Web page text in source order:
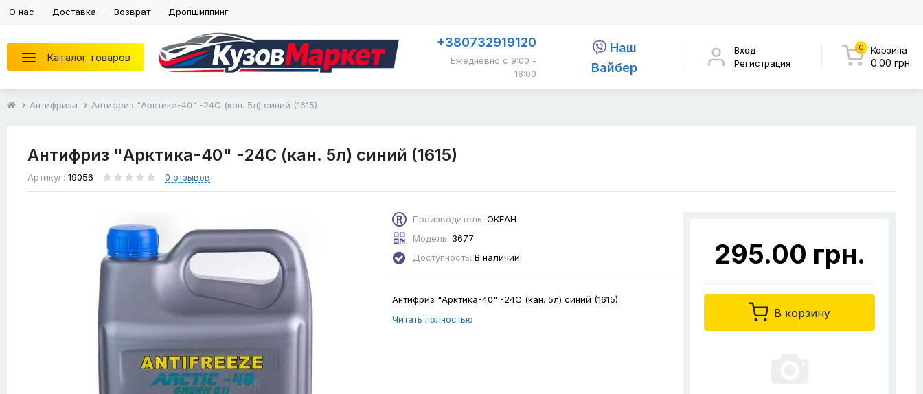
О нас Доставка Возврат Дропшиппинг
Каталог товаров
+380732919120
Ежедневно с 9:00 -
18:00
Наш
Вайбер
Вход
Регистрация
0 Корзина
0.00 грн.
Антифризи Антифриз "Арктика-40" -24С (кан. 5л) синий (1615)
Антифриз "Арктика-40" -24С (кан. 5л) синий (1615)
Артикул: 19056 0 отзывов
Производитель: ОКЕАН
Модель: 3677
Доступность: В наличии
Антифриз "Арктика-40" -24С (кан. 5л) синий (1615)
Читать полностью
295.00 грн.
В корзину